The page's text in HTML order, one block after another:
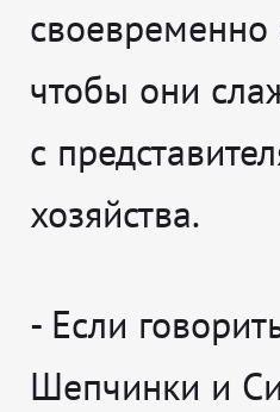
чтобы они
с
хозяйства.
- Если
Шепчинки и